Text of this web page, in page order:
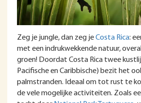
Zeg je jungle, dan zeg jeCosta Rica:
met een indrukwekkende natuur,
groen! Doordat Costa Rica twee
Pacifische en Caribbische) bezit het
palmstranden. Ideaal om tot rust te
de vele mogelijke activiteiten. Zoals